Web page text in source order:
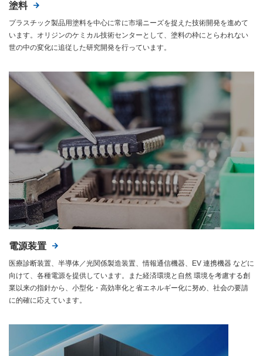
塗料
プラスチック製品用塗料を中心に常に市場ニーズを捉えた技術開発を進めて
います。オリジンのケミカル技術センターとして、塗料の枠にとらわれない
世の中の変化に追従した研究開発を行っています。
電源装置
医療診断装置、半導体／光関係製造装置、情報通信機器、EV 連携機器 などに
向けて、各種電源を提供しています。また経済環境と自然 環境を考慮する創
業以来の指針から、小型化・高効率化と省エネルギー化に努め、社会の要請
に的確に応えています。